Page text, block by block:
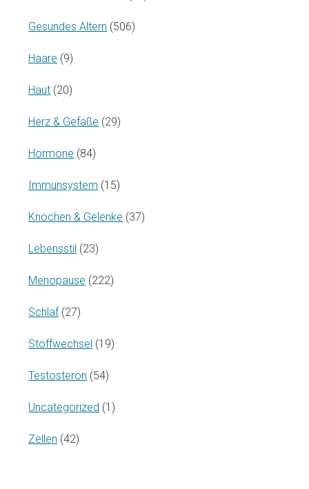
Gesundes Altern (506)
Haare (9)
Haut (20)
Herz & Gefäße (29)
Hormone (84)
Immunsystem (15)
Knochen & Gelenke (37)
Lebensstil (23)
Menopause (222)
Schlaf (27)
Stoffwechsel (19)
Testosteron (54)
Uncategorized (1)
Zellen (42)